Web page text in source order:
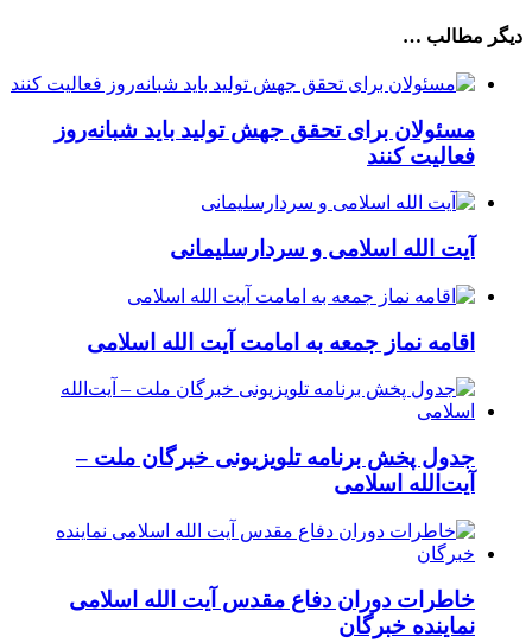
دیگر مطالب …
مسئولان برای تحقق جهش تولید باید شبانه‌روز
فعالیت کنند
آیت الله اسلامی و سردارسلیمانی
اقامه نماز جمعه به امامت آیت الله اسلامی
جدول پخش برنامه تلویزیونی خبرگان ملت –
آیت‌الله اسلامی
خاطرات دوران دفاع مقدس آیت الله اسلامی
نماینده خبرگان